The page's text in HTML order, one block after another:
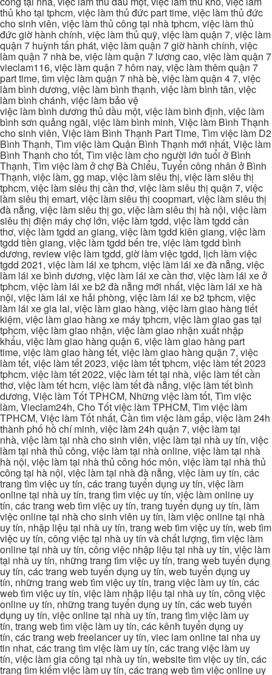
thủ kho tại tphcm, việc làm thủ đức part time, việc làm thủ đức
cho sinh viên, việc làm thủ công tại nhà tphcm, việc làm thủ
đức giờ hành chính, việc làm thủ quỹ, việc làm quận 7, việc làm
quận 7 huỳnh tấn phát, việc làm quận 7 giờ hành chính, việc
làm quận 7 nhà be, việc làm quận 7 lương cao, việc làm quận 7
vieclam116, việc làm quận 7 hôm nay, việc làm thêm quận 7
part time, tìm việc làm quận 7 nhà bè, việc làm quận 4 7, việc
làm bình dương, việc làm bình thạnh, việc làm bình tân, việc
làm bình chánh, việc làm bảo vệ
việc làm bình dương thủ dầu một, việc làm bình định, việc làm
bình sơn quảng ngãi, việc làm bình minh, Việc làm Bình Thạnh
cho sinh viên, Việc làm Bình Thạnh Part Time, Tìm việc làm D2
Bình Thạnh, Tìm việc làm Quận Bình Thạnh mới nhất, Việc làm
Bình Thạnh cho tốt, Tìm việc làm cho người lớn tuổi ở Bình
Thạnh, Tìm việc làm ở chợ Bà Chiểu, Tuyển công nhân ở Bình
Thạnh, việc làm, gg map, việc làm siêu thị, việc làm siêu thị
tphcm, việc làm siêu thị cần thơ, việc làm siêu thị quận 7, việc
làm siêu thị emart, việc làm siêu thị coopmart, việc làm siêu thị
đà nẵng, việc làm siêu thị go, việc làm siêu thị hà nội, việc làm
siêu thị điện máy chợ lớn, việc làm tgdd, việc làm tgdd cần
thơ, việc làm tgdd an giang, việc làm tgdd kiên giang, việc làm
tgdd tiền giang, việc làm tgdd bến tre, việc làm tgdd bình
dương, review việc làm tgdd, giờ làm việc tgdd, lịch làm việc
tgdd 2021, việc làm lái xe tphcm, việc làm lái xe đà nẵng, việc
làm lái xe bình dương, việc làm lái xe cần thơ, việc làm lái xe ở
tphcm, việc làm lái xe b2 đà nẵng mới nhất, việc làm lái xe hà
nội, việc làm lái xe hải phòng, việc làm lái xe b2 tphcm, việc
làm lái xe gia lai, việc làm giao hàng, việc làm giao hàng tiết
kiệm, việc làm giao hàng xe máy tphcm, việc làm giao gas tại
tphcm, việc làm giao nhận, việc làm giao nhận xuất nhập
khẩu, việc làm giao hàng quận 6, việc làm giao hàng part
time, việc làm giao hàng tết, việc làm giao hàng quận 7, việc
làm tết, việc làm tết 2023, việc làm tết tphcm, việc làm tết 2023
tphcm, việc làm tết 2022, việc làm tết tại nhà, việc làm tết cần
thơ, việc làm tết hcm, việc làm tết đà nẵng, việc làm tết bình
dương, Việc làm Tốt TPHCM, Những việc làm tốt, Tìm việc
làm, Vieclam24h, Cho Tốt việc làm TPHCM, Tìm việc làm
TPHCM, Việc làm Tốt nhất, Cần tìm việc làm gấp, việc làm 24h
thành phố hồ chí minh, việc làm 24h quận 7, việc làm tại
nhà, việc làm tại nhà cho sinh viên, việc làm tại nhà uy tín, việc
làm tại nhà thủ công, việc làm tại nhà online, việc làm tại nhà
hà nội, việc làm tại nhà thủ công hóc môn, việc làm tại nhà thủ
công tại hà nội, việc làm tại nhà đà nẵng, việc làm uy tín, các
trang tìm việc uy tín, các trang tuyển dụng uy tín, việc làm
online tại nhà uy tín, trang tìm việc uy tín, việc làm online uy
tín, các trang web tìm việc uy tín, trang tuyển dụng uy tín, làm
việc online tại nhà cho sinh viên uy tín, làm việc online tại nhà
uy tín, nhập liệu tại nhà uy tín, trang web tìm việc uy tín, web tìm
việc uy tín, công việc tại nhà uy tín và chất lượng, tìm việc làm
online tại nhà uy tín, công việc nhập liệu tại nhà uy tín, việc làm
tại nhà uy tín, những trang tìm việc uy tín, trang web tuyển dụng
uy tín, các trang web tuyển dụng uy tín, web tuyển dụng uy
tín, những trang web tìm việc uy tín, trang việc làm uy tín, các
web tìm việc uy tín, việc làm nhập liệu tại nhà uy tín, công việc
online uy tín, những trang tuyển dụng uy tín, các web tuyển
dụng uy tín, việc online tại nhà uy tín, trang tìm việc làm uy
tín, trang web tìm việc làm uy tín, các kênh tuyển dụng uy
tín, các trang web freelancer uy tín, viec lam online tai nha uy
tin nhat, các trang tìm việc làm uy tín, các trang việc làm uy
tín, việc làm gia công tại nhà uy tín, website tìm việc uy tín, các
trang tìm kiếm việc làm uy tín, các trang web tìm việc online uy